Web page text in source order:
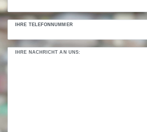
IHRE TELEFONNUMMER
IHRE NACHRICHT AN UNS: